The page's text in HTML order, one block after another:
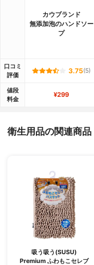
カウブランド
無添加泡のハンドソー
プ
口コミ
評価
3.75(5)
値段
料金
¥299
衛生用品の関連商品
吸う吸う(SUSU)
Premium ふわもこセレブ